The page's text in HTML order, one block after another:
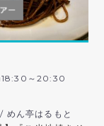
～20:30
ん亭はるもと